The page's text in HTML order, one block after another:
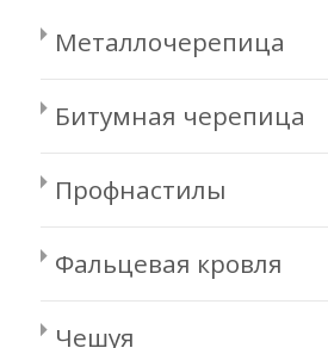
Металлочерепица
Битумная черепица
Профнастилы
Фальцевая кровля
Чешуя